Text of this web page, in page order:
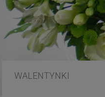
WALENTYNKI